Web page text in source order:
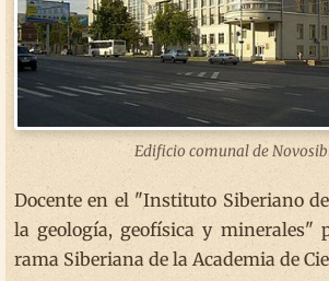
Edificio comunal de
Docente en el "Instituto Siberiano
la geología, geofísica y minerales"
rama Siberiana de la Academia de